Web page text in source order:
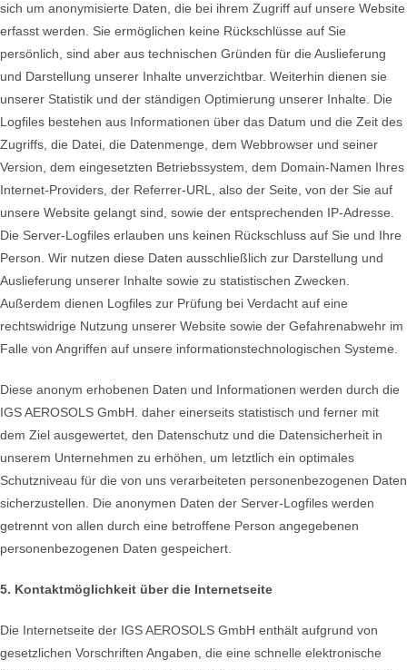
sich um anonymisierte Daten, die bei ihrem Zugriff auf unsere Website
erfasst werden. Sie ermöglichen keine Rückschlüsse auf Sie
persönlich, sind aber aus technischen Gründen für die Auslieferung
und Darstellung unserer Inhalte unverzichtbar. Weiterhin dienen sie
unserer Statistik und der ständigen Optimierung unserer Inhalte. Die
Logfiles bestehen aus Informationen über das Datum und die Zeit des
Zugriffs, die Datei, die Datenmenge, dem Webbrowser und seiner
Version, dem eingesetzten Betriebssystem, dem Domain-Namen Ihres
Internet-Providers, der Referrer-URL, also der Seite, von der Sie auf
unsere Website gelangt sind, sowie der entsprechenden IP-Adresse.
Die Server-Logfiles erlauben uns keinen Rückschluss auf Sie und Ihre
Person. Wir nutzen diese Daten ausschließlich zur Darstellung und
Auslieferung unserer Inhalte sowie zu statistischen Zwecken.
Außerdem dienen Logfiles zur Prüfung bei Verdacht auf eine
rechtswidrige Nutzung unserer Website sowie der Gefahrenabwehr im
Falle von Angriffen auf unsere informationstechnologischen Systeme.
Diese anonym erhobenen Daten und Informationen werden durch die
IGS AEROSOLS GmbH. daher einerseits statistisch und ferner mit
dem Ziel ausgewertet, den Datenschutz und die Datensicherheit in
unserem Unternehmen zu erhöhen, um letztlich ein optimales
Schutzniveau für die von uns verarbeiteten personenbezogenen Daten
sicherzustellen. Die anonymen Daten der Server-Logfiles werden
getrennt von allen durch eine betroffene Person angegebenen
personenbezogenen Daten gespeichert.
5. Kontaktmöglichkeit über die Internetseite
Die Internetseite der IGS AEROSOLS GmbH enthält aufgrund von
gesetzlichen Vorschriften Angaben, die eine schnelle elektronische